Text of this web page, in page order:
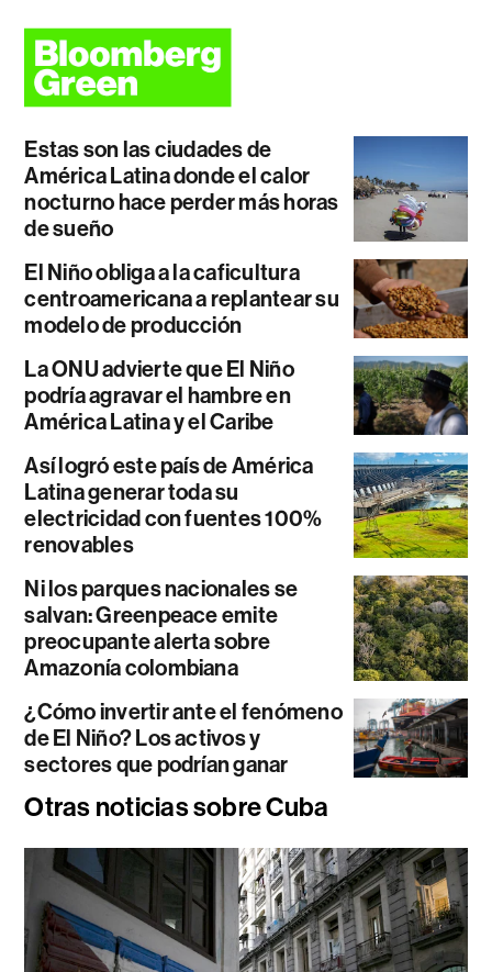
Estas son las ciudades de
América Latina donde el calor
nocturno hace perder más horas
de sueño
El Niño obliga a la caficultura
centroamericana a replantear su
modelo de producción
La ONU advierte que El Niño
podría agravar el hambre en
América Latina y el Caribe
Así logró este país de América
Latina generar toda su
electricidad con fuentes 100%
renovables
Ni los parques nacionales se
salvan: Greenpeace emite
preocupante alerta sobre
Amazonía colombiana
¿Cómo invertir ante el fenómeno
de El Niño? Los activos y
sectores que podrían ganar
Otras noticias sobre Cuba